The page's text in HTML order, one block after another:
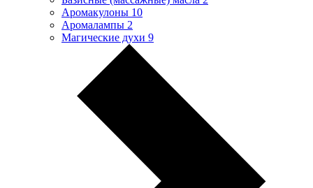
Аромакулоны 10
Аромалампы 2
Магические духи 9